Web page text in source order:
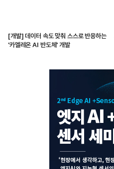
[개발] 데이터 속도 맞춰 스스로 반응하는
'카멜레온 AI 반도체' 개발